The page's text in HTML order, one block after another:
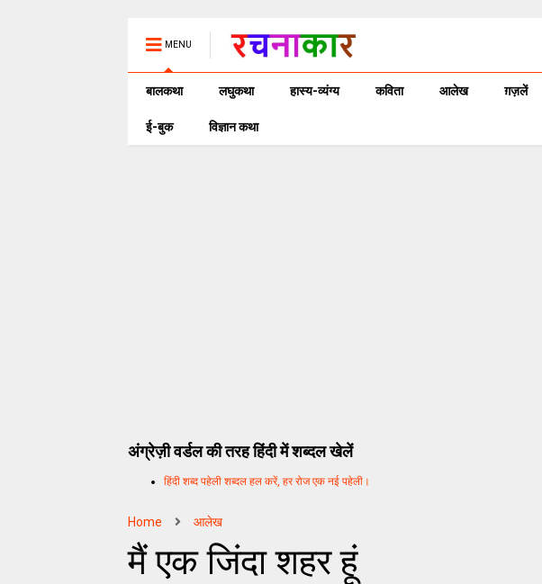
MENU
बालकथा लघुकथा हास्य-व्यंग्य कविता आलेख ग़ज़लें
ई-बुक विज्ञान कथा
अंग्रेज़ी वर्डल की तरह हिंदी में शब्दल खेलें
हिंदी शब्द पहेली शब्दल हल करें, हर रोज एक नई पहेली।
Home आलेख
मैं एक जिंदा शहर हूं